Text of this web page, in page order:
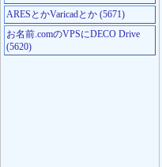
ARESとかVaricadとか (5671)
お名前.comのVPSにDECO Drive
(5620)